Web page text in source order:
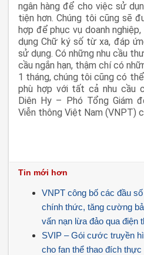
ngân hàng để cho việc sử
tiện hơn. Chúng tôi cũng sẽ
hợp để phục vụ doanh
dụng Chữ ký số từ xa, đáp
sử dụng. Có những nhu cầu
cầu ngắn hạn, thậm chí có
1 tháng, chúng tôi cũng có
phù hợp với tất cả nhu cầu
Diên Hy – Phó Tổng Giám
Viễn thông Việt Nam (VNPT)
Tin mới hơn
VNPT công bố các đầu
chính thức, tăng cường
vấn nạn lừa đảo qua điện
SVIP – Gói cước truyền
cho fan thể thao đích thực